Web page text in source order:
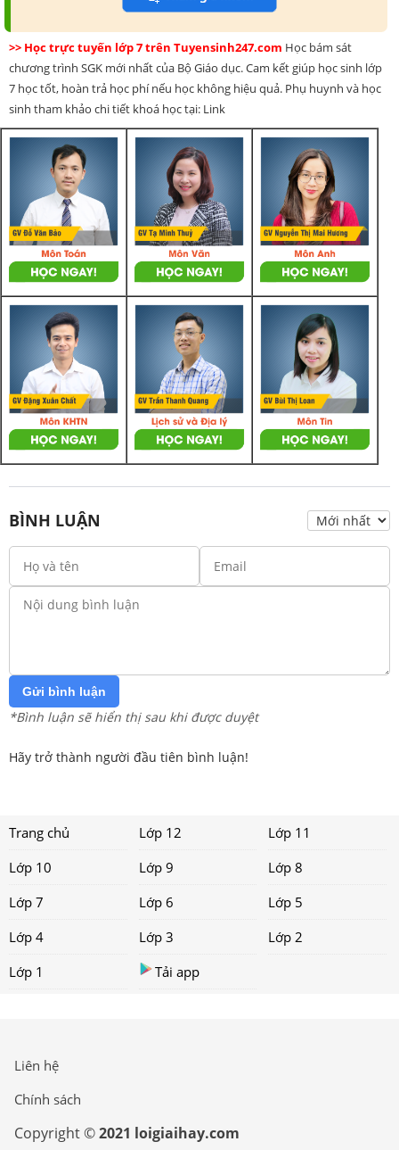
>> Học trực tuyến lớp 7 trên Tuyensinh247.com Học bám sát
chương trình SGK mới nhất của Bộ Giáo dục. Cam kết giúp học sinh lớp
7 học tốt, hoàn trả học phí nếu học không hiệu quả. Phụ huynh và học
sinh tham khảo chi tiết khoá học tại: Link
BÌNH LUẬN
Gửi bình luận
*Bình luận sẽ hiển thị sau khi được duyệt
Hãy trở thành người đầu tiên bình luận!
Trang chủ Lớp 12
Lớp 11
Lớp 10
Lớp 9
Lớp 8
Lớp 7
Lớp 6
Lớp 5
Lớp 4
Lớp 3
Lớp 2
Lớp 1
Tải app
Liên hệ
Chính sách
Copyright ©2021 loigiaihay.com